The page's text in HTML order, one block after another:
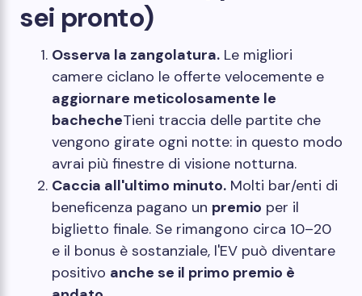
sei pronto)
Osserva la zangolatura. Le migliori
camere ciclano le offerte velocemente e
aggiornare meticolosamente le
bachecheTieni traccia delle partite che
vengono girate ogni notte: in questo modo
avrai più finestre di visione notturna.
Caccia all'ultimo minuto. Molti bar/enti di
beneficenza pagano un premio per il
biglietto finale. Se rimangono circa 10–20
e il bonus è sostanziale, l'EV può diventare
positivo anche se il primo premio è